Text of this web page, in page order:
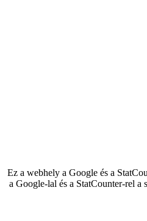
Ez a webhely a Google és a
a Google-lal és a StatCounter-rel a